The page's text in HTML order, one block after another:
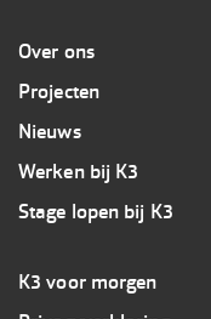
Overig
Over ons
Projecten
Nieuws
Werken bij K3
Stage lopen bij K3
Footer
K3 voor morgen